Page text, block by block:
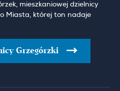
mieszkaniowej dzielnicy
Miasta, której ton nadaje
Grzegórzki